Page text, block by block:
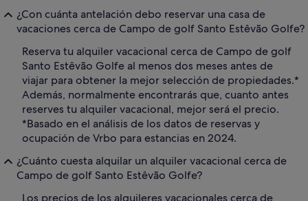
¿Con cuánta antelación debo reservar una casa de
vacaciones cerca de Campo de golf Santo Estêvão Golfe?
Reserva tu alquiler vacacional cerca de Campo de golf
Santo Estêvão Golfe al menos dos meses antes de
viajar para obtener la mejor selección de propiedades.*
Además, normalmente encontrarás que, cuanto antes
reserves tu alquiler vacacional, mejor será el precio.
*Basado en el análisis de los datos de reservas y
ocupación de Vrbo para estancias en 2024.
¿Cuánto cuesta alquilar un alquiler vacacional cerca de
Campo de golf Santo Estêvão Golfe?